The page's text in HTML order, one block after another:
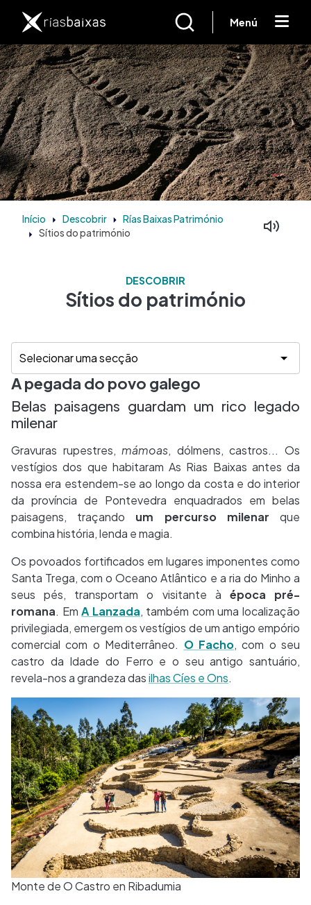
Menú
Início Descobrir Rías Baixas Património
Sítios do património
DESCOBRIR
Sítios do património
A pegada do povo galego
Belas paisagens guardam um rico legado
milenar
Gravuras rupestres,mámoas, dólmens, castros... Os
vestígios dos que habitaram As Rias Baixas antes da
nossa era estendem-se ao longo da costa e do interior
da província de Pontevedra enquadrados em belas
paisagens, traçando um percurso milenar que
combina história, lenda e magia.
Os povoados fortificados em lugares imponentes como
Santa Trega, com o Oceano Atlântico e a ria do Minho a
seus pés, transportam o visitante à época pré-
romana. EmA Lanzada, também com uma localização
privilegiada, emergem os vestígios de um antigo empório
comercial com o Mediterrâneo. O Facho, com o seu
castro da Idade do Ferro e o seu antigo santuário,
revela-nos a grandeza dasilhas Cíes e Ons.
Monte de O Castro en Ribadumia